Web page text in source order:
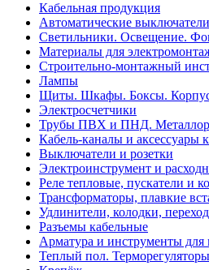
Кабельная продукция
Автоматические выключатели
Светильники. Освещение.
Материалы для
Строительно-монтажный
Лампы
Щиты. Шкафы. Боксы.
Электросчетчики
Трубы ПВХ и ПНД.
Кабель-каналы и аксессуары
Выключатели и розетки
Электроинструмент и
Реле тепловые, пускатели и
Трансформаторы, плавкие
Удлинители, колодки,
Разъемы кабельные
Арматура и инструменты
Теплый пол. Терморегуляторы